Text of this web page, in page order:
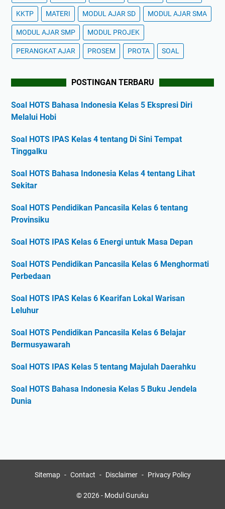
KKTP MATERI MODUL AJAR SD MODUL AJAR SMA
MODUL AJAR SMP MODUL PROJEK
PERANGKAT AJAR PROSEM PROTA SOAL
POSTINGAN TERBARU
Soal HOTS Bahasa Indonesia Kelas 5 Ekspresi Diri
Melalui Hobi
Soal HOTS IPAS Kelas 4 tentang Di Sini Tempat
Tinggalku
Soal HOTS Bahasa Indonesia Kelas 4 tentang Lihat
Sekitar
Soal HOTS Pendidikan Pancasila Kelas 6 tentang
Provinsiku
Soal HOTS IPAS Kelas 6 Energi untuk Masa Depan
Soal HOTS Pendidikan Pancasila Kelas 6 Menghormati
Perbedaan
Soal HOTS IPAS Kelas 6 Kearifan Lokal Warisan
Leluhur
Soal HOTS Pendidikan Pancasila Kelas 6 Belajar
Bermusyawarah
Soal HOTS IPAS Kelas 5 tentang Majulah Daerahku
Soal HOTS Bahasa Indonesia Kelas 5 Buku Jendela
Dunia
Sitemap Contact Disclaimer Privacy Policy
© 2026 - Modul Guruku